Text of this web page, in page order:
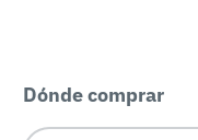
Dónde comprar